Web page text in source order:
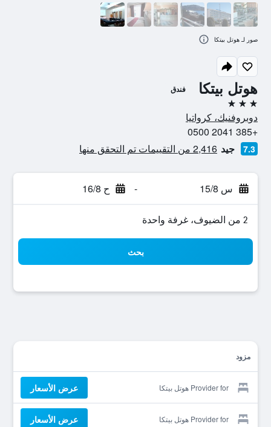
هوتل بيتكا فندق
3 نجوم
دوبروفنيك، كرواتيا
+385 2041 0500
7.3 جيد 2,416 من التقييمات تم التحقق منها
س 15/8 - ح 16/8
2 من الضيوف، غرفة واحدة
بحث
مزود
Provider for هوتل بيتكا عرض الأسعار
Provider for هوتل بيتكا عرض الأسعار
صور لـ هوتل بيتكا